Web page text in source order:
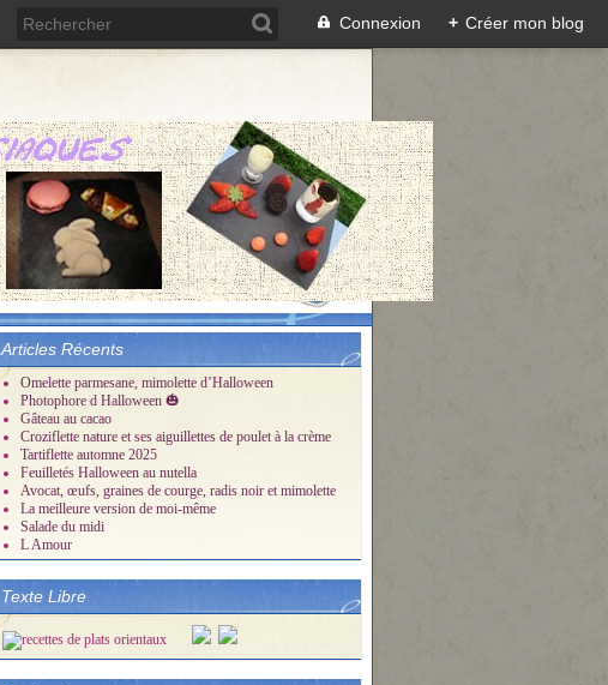
Connexion + Créer mon blog
Articles Récents
Omelette parmesane, mimolette d’Halloween
Photophore d Halloween 🎃
Gâteau au cacao
Croziflette nature et ses aiguillettes de poulet à la crème
Tartiflette automne 2025
Feuilletés Halloween au nutella
Avocat, œufs, graines de courge, radis noir et mimolette
La meilleure version de moi-même
Salade du midi
L Amour
Texte Libre